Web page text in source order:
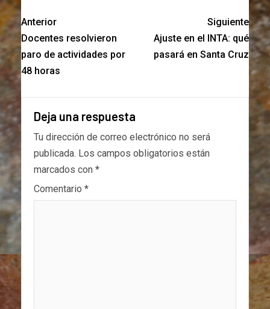
Anterior
Docentes resolvieron
paro de actividades por
48 horas
Siguiente
Ajuste en el INTA: qué
pasará en Santa Cruz
Deja una respuesta
Tu dirección de correo electrónico no será
publicada. Los campos obligatorios están
marcados con *
Comentario *